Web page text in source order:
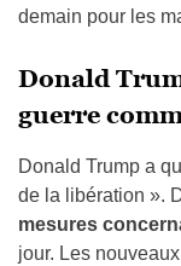
demain pour les
Donald
guerre
Donald Trump a
de la libération ».
mesures
jour. Les